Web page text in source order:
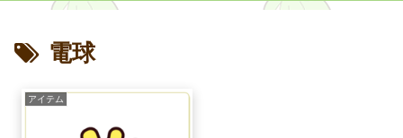
電球
アイテム